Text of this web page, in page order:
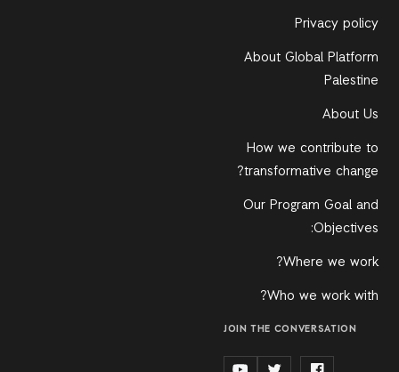
Privacy policy
About Global Platform
Palestine
About Us
How we contribute to
transformative change?
Our Program Goal and
Objectives:
Where we work?
Who we work with?
JOIN THE CONVERSATION